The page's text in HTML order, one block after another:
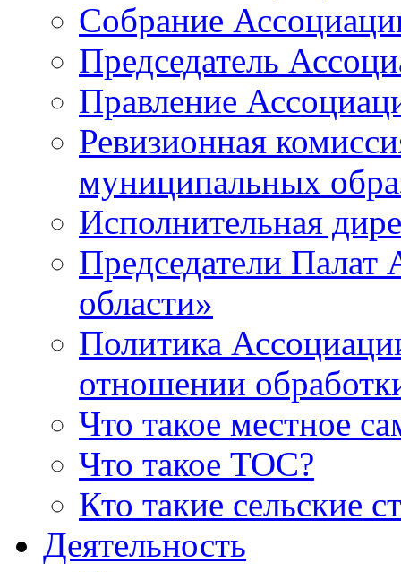
Собрание
Председатель
Правление
Ревизионная
муниципальных
Исполнительная
Председатели
области»
Политика
отношении
Что такое местное
Что такое ТОС?
Кто такие сельские
Деятельность